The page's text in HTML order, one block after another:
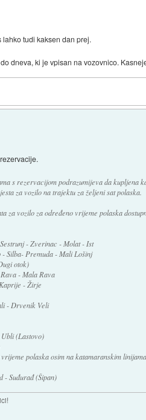
tudi kaksen dan prej.
dneva, ki je vpisan na vozovnico.
s rezervacijom podrazumijeva da kupljena
za vozilo na trajektu za željeni sat polaska.
za vozilo za određeno vrijeme polaska
- Zverinac - Molat - Ist
Silba- Premuda - Mali Lošinj
otok)
- Mala Rava
- Žirje
- Drvenik Veli
(Lastovo)
polaska osim na katamaranskim
- Suđurađ (Šipan)